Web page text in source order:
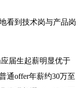
看到技术岗与产品岗
届生起薪明显优于
通offer年薪约30万至